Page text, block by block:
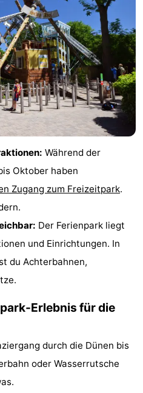
Während der
Oktober haben
Zugang zum Freizeitpark.
Der Ferienpark liegt
und Einrichtungen. In
du Achterbahnen,
Erlebnis für die
durch die Dünen bis
oder Wasserrutsche